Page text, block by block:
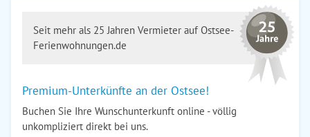
Seit mehr als 25 Jahren Vermieter auf Ostsee-
Ferienwohnungen.de
Premium-Unterkünfte an der Ostsee!
Buchen Sie Ihre Wunschunterkunft online - völlig
unkompliziert direkt bei uns.